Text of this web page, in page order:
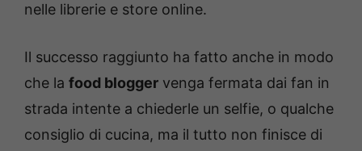
nelle librerie e store online.
Il successo raggiunto ha fatto anche in modo
che la food blogger venga fermata dai fan in
strada intente a chiederle un selfie, o qualche
consiglio di cucina, ma il tutto non finisce di